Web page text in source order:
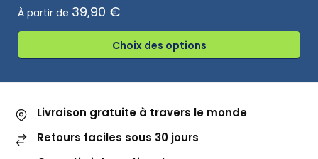
À partir de 39,90 €
Choix des options
Livraison gratuite à travers le monde
Retours faciles sous 30 jours